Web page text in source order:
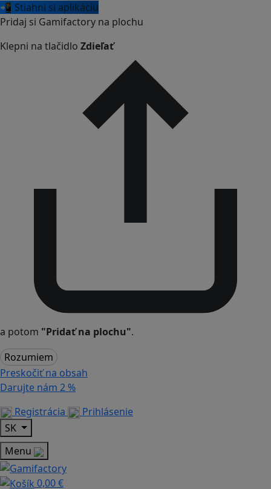
📲 Stiahni si aplikáciu
Pridaj si Gamifactory na plochu
Klepni na tlačidlo Zdieľať
a potom "Pridať na plochu".
Rozumiem
Preskočiť na obsah
Darujte nám 2 %
Registrácia
Prihlásenie
SK
Menu
0,00 €